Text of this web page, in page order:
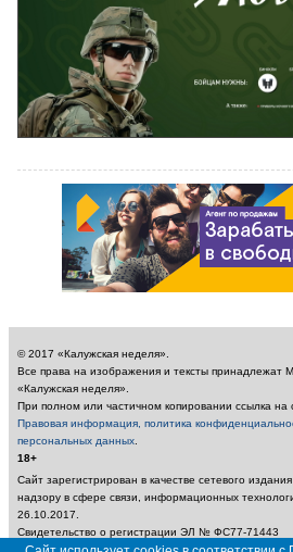
© 2017 «Калужская неделя».
Все права на изображения и тексты принадлежат
«Калужская неделя».
При полном или частичном копировании ссылка на
Правовая информация, политика
персональных данных
18+
Сайт зарегистрирован в качестве сетевого
надзору в сфере связи, информационных
26.10.2017.
Свидетельство о регистрации ЭЛ № ФС77-71443
Учредитель: Муниципальное бюджетное